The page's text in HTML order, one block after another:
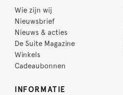
Wie zijn wij
Nieuwsbrief
Nieuws & acties
De Suite Magazine
Winkels
Cadeaubonnen
INFORMATIE